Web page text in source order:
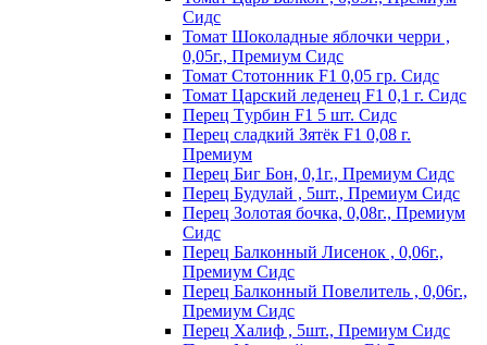
Сидс
Томат Шоколадные яблочки черри ,
0,05г., Премиум Сидс
Томат Стотонник F1 0,05 гр. Сидс
Томат Царский леденец F1 0,1 г. Сидс
Перец Tурбин F1 5 шт. Сидс
Перец сладкий Зятёк F1 0,08 г.
Премиум
Перец Биг Бон, 0,1г., Премиум Сидс
Перец Будулай , 5шт., Премиум Сидс
Перец Золотая бочка, 0,08г., Премиум
Сидс
Перец Балконный Лисенок , 0,06г.,
Премиум Сидс
Перец Балконный Повелитель , 0,06г.,
Премиум Сидс
Перец Халиф , 5шт., Премиум Сидс